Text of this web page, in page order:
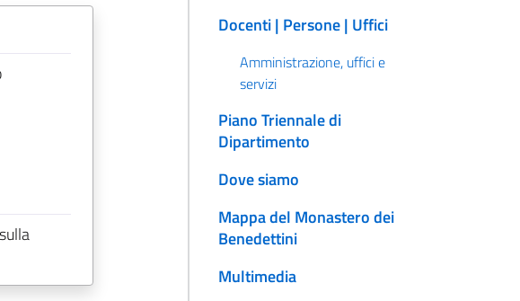
Docenti | Persone | Uffici
Amministrazione, uffici e
servizi
Piano Triennale di
Dipartimento
Dove siamo
Mappa del Monastero dei
Benedettini
Multimedia